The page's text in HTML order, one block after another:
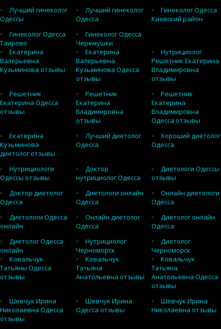
Лучший гинеколог
Одессы
Лучший гинеколог
Одесса
Гинеколог Одесса
Киевский район
Гинеколог Одесса
Таирово
Гинеколог Одесса
Черемушки
Екатерина
Валерьевна
Кузьминова отзывы
Екатерина
Валерьевна
Кузьминова Одесса
отзывы
Нутрициолог
Решетник Екатерина
Владимировна
отзывы
Решетник
Екатерина Одесса
отзывы
Решетник
Екатерина
Владимировна
отзывы
Решетник
Екатерина
Владимировна
Одесса отзывы
Екатерина
Кузьминова
диетолог отзывы
Лучший диетолог
Одесса
Хороший диетолог
Одесса
Нутрициологи
Одессы отзывы
Доктор
нутрициолог Одесса
Диетологи Одессы
отзывы
Доктор диетолог
Одесса
Диетологи онлайн
Одесса
Онлайн диетологи
Одесса
Диетологи Одесса
онлайн
Онлайн диетолог
Одесса
Диетолог онлайн
Одесса
Диетолог Одесса
онлайн
Нутрициолог
Черноморск
Диетолог
Черноморск
Ковальчук
Татьяны Одесса
отзывы
Ковальчук
Татьяна
Анатольевна отзывы
Ковальчук
Татьяна
Анатольевна Одесса
отзывы
Шевчук Ирина
Николаевна Одесса
отзывы
Шевчук Ирина
Одесса отзывы
Шевчук Ирина
Николаевна отзывы